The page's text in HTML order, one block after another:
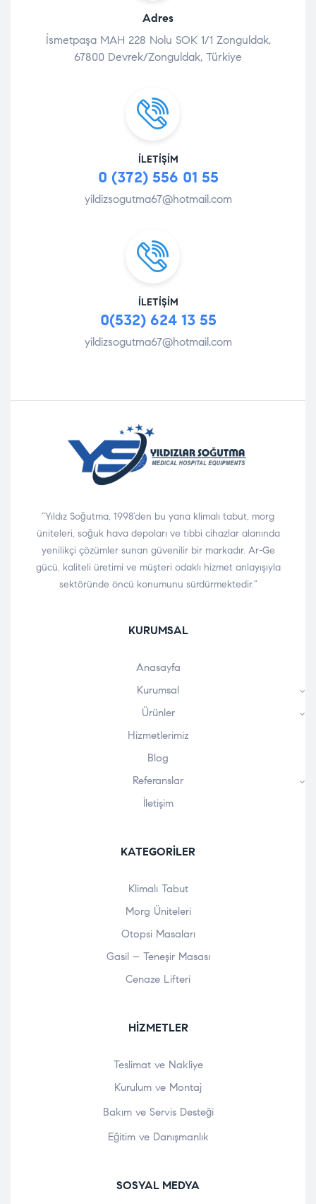
Adres
İsmetpaşa MAH 228 Nolu SOK 1/1 Zonguldak,
67800 Devrek/Zonguldak, Türkiye
İLETIŞIM
0 (372) 556 01 55
yildizsogutma67@hotmail.com
İLETIŞIM
0(532) 624 13 55
yildizsogutma67@hotmail.com
“Yıldız Soğutma, 1998’den bu yana klimalı tabut, morg
üniteleri, soğuk hava depoları ve tıbbi cihazlar alanında
yenilikçi çözümler sunan güvenilir bir markadır. Ar-Ge
gücü, kaliteli üretimi ve müşteri odaklı hizmet anlayışıyla
sektöründe öncü konumunu sürdürmektedir.”
KURUMSAL
Anasayfa
Kurumsal
Ürünler
Hizmetlerimiz
Blog
Referanslar
İletişim
KATEGORILER
Klimalı Tabut
Morg Üniteleri
Otopsi Masaları
Gasil – Teneşir Masası
Cenaze Lifteri
HIZMETLER
Teslimat ve Nakliye
Kurulum ve Montaj
Bakım ve Servis Desteği
Eğitim ve Danışmanlık
SOSYAL MEDYA